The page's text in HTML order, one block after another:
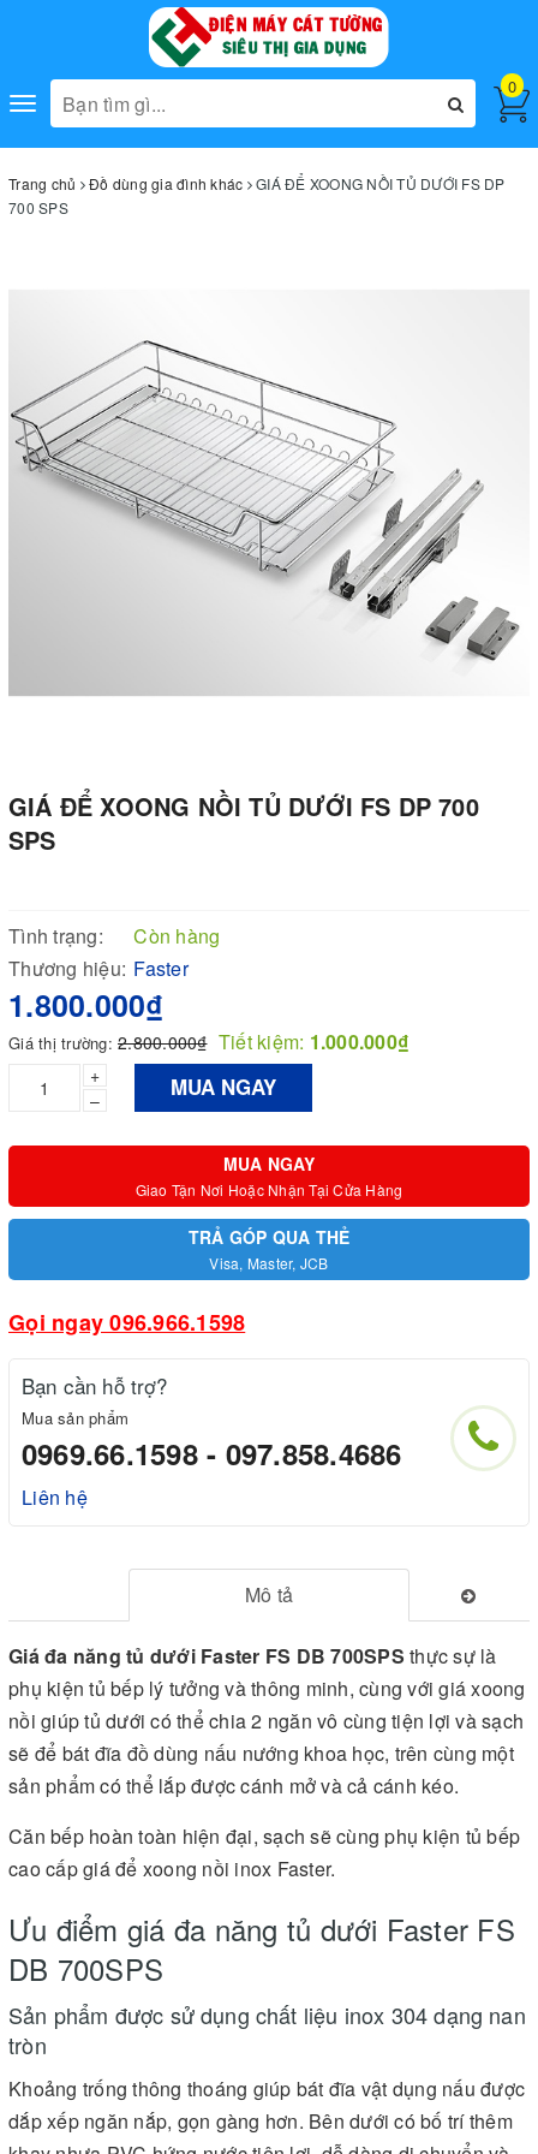
Toggle
navigation
0
Trang chủ Đồ dùng gia đình khác
GIÁ ĐỂ XOONG NỒI TỦ DƯỚI FS DP
700 SPS
GIÁ ĐỂ XOONG NỒI TỦ DƯỚI FS DP 700
SPS
Tình trạng:
Còn hàng
Thương hiệu: Faster
1.800.000₫
Giá thị trường: 2.800.000₫ Tiết kiệm: 1.000.000₫
+
–
MUA NGAY
MUA NGAY
Giao Tận Nơi Hoặc Nhận Tại Cửa Hàng
TRẢ GÓP QUA THẺ
Visa, Master, JCB
Gọi ngay 096.966.1598
Bạn cần hỗ trợ?
Mua sản phẩm
0969.66.1598 - 097.858.4686
Liên hệ
Mô tả
Giá đa năng tủ dưới Faster FS DB 700SPS thực sự là
phụ kiện tủ bếp lý tưởng và thông minh, cùng với giá xoong
nồi giúp tủ dưới có thể chia 2 ngăn vô cùng tiện lợi và sạch
sẽ để bát đĩa đồ dùng nấu nướng khoa học, trên cùng một
sản phẩm có thể lắp được cánh mở và cả cánh kéo.
Căn bếp hoàn toàn hiện đại, sạch sẽ cùng phụ kiện tủ bếp
cao cấp giá để xoong nồi inox Faster.
Ưu điểm giá đa năng tủ dưới Faster FS
DB 700SPS
Sản phẩm được sử dụng chất liệu inox 304 dạng nan
tròn
Khoảng trống thông thoáng giúp bát đĩa vật dụng nấu được
dắp xếp ngăn nắp, gọn gàng hơn. Bên dưới có bố trí thêm